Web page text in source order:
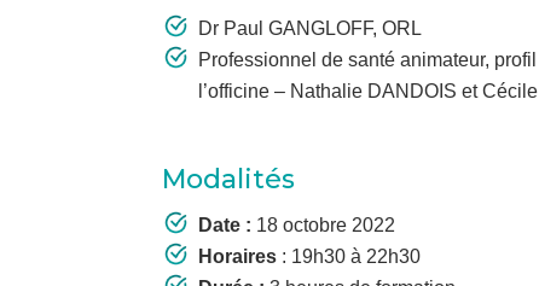
Dr Paul GANGLOFF, ORL
Professionnel de santé animateur,
l’officine – Nathalie DANDOIS et
Modalités
Date : 18 octobre 2022
Horaires : 19h30 à 22h30